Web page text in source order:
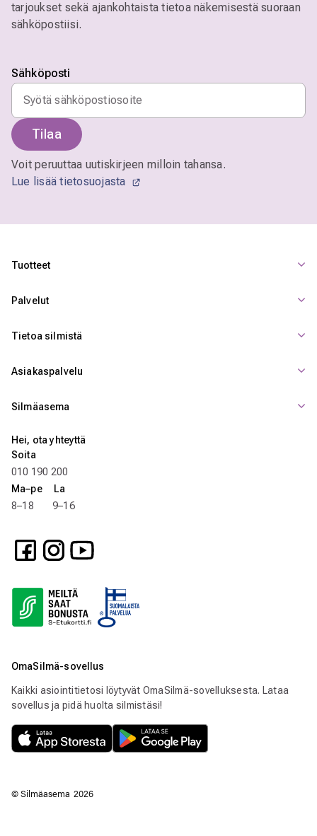
tarjoukset sekä ajankohtaista tietoa näkemisestä suoraan
sähköpostiisi.
Sähköposti
Tilaa
Voit peruuttaa uutiskirjeen milloin tahansa.
Lue lisää tietosuojasta
Tuotteet
Palvelut
Tietoa silmistä
Asiakaspalvelu
Silmäasema
Hei, ota yhteyttä
Soita
010 190 200
Ma–pe La
8–18 9–16
OmaSilmä-sovellus
Kaikki asiointitietosi löytyvät OmaSilmä-sovelluksesta. Lataa
sovellus ja pidä huolta silmistäsi!
© Silmäasema 2026